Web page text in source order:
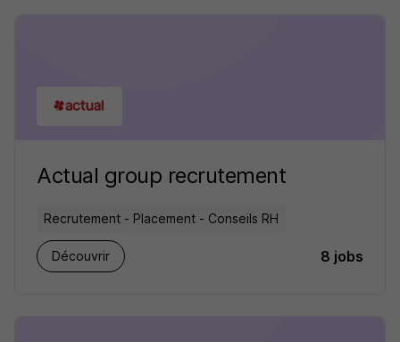
Actual group recrutement
Recrutement - Placement - Conseils RH
Découvrir 8 jobs